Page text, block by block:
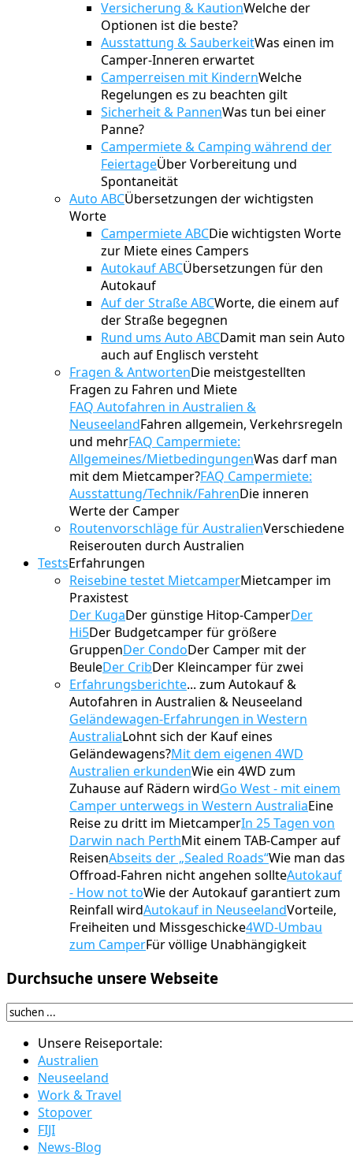
Versicherung & KautionWelche der
Optionen ist die beste?
Ausstattung & SauberkeitWas einen im
Camper-Inneren erwartet
Camperreisen mit KindernWelche
Regelungen es zu beachten gilt
Sicherheit & PannenWas tun bei einer
Panne?
Campermiete & Camping während der
FeiertageÜber Vorbereitung und
Spontaneität
Auto ABCÜbersetzungen der wichtigsten
Worte
Campermiete ABCDie wichtigsten Worte
zur Miete eines Campers
Autokauf ABCÜbersetzungen für den
Autokauf
Auf der Straße ABCWorte, die einem auf
der Straße begegnen
Rund ums Auto ABCDamit man sein Auto
auch auf Englisch versteht
Fragen & AntwortenDie meistgestellten
Fragen zu Fahren und Miete
FAQ Autofahren in Australien &
NeuseelandFahren allgemein, Verkehrsregeln
und mehrFAQ Campermiete:
Allgemeines/MietbedingungenWas darf man
mit dem Mietcamper?FAQ Campermiete:
Ausstattung/Technik/FahrenDie inneren
Werte der Camper
Routenvorschläge für AustralienVerschiedene
Reiserouten durch Australien
TestsErfahrungen
Reisebine testet MietcamperMietcamper im
Praxistest
Der KugaDer günstige Hitop-CamperDer
Hi5Der Budgetcamper für größere
GruppenDer CondoDer Camper mit der
BeuleDer CribDer Kleincamper für zwei
Erfahrungsberichte... zum Autokauf &
Autofahren in Australien & Neuseeland
Geländewagen-Erfahrungen in Western
AustraliaLohnt sich der Kauf eines
Geländewagens?Mit dem eigenen 4WD
Australien erkundenWie ein 4WD zum
Zuhause auf Rädern wirdGo West - mit einem
Camper unterwegs in Western AustraliaEine
Reise zu dritt im MietcamperIn 25 Tagen von
Darwin nach PerthMit einem TAB-Camper auf
ReisenAbseits der „Sealed Roads“Wie man das
Offroad-Fahren nicht angehen sollteAutokauf
- How not toWie der Autokauf garantiert zum
Reinfall wirdAutokauf in NeuseelandVorteile,
Freiheiten und Missgeschicke4WD-Umbau
zum CamperFür völlige Unabhängigkeit
Durchsuche unsere Webseite
Unsere Reiseportale:
Australien
Neuseeland
Work & Travel
Stopover
FIJI
News-Blog